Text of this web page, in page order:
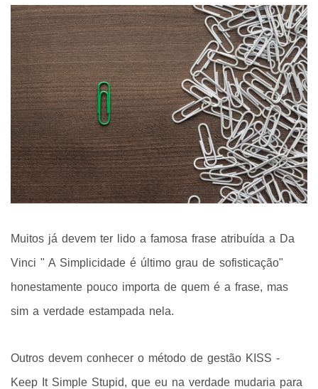
Muitos já devem ter lido a famosa frase atribuída a Da
Vinci " A Simplicidade é último grau de sofisticação"
honestamente pouco importa de quem é a frase, mas
sim a verdade estampada nela.
Outros devem conhecer o método de gestão KISS -
Keep It Simple Stupid, que eu na verdade mudaria para